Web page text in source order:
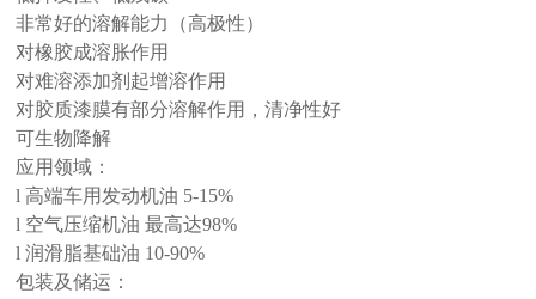
非常好的溶解能力（高极性）
对橡胶成溶胀作用
对难溶添加剂起增溶作用
对胶质漆膜有部分溶解作用，清净性好
可生物降解
应用领域：
l 高端车用发动机油 5-15%
l 空气压缩机油 最高达98%
l 润滑脂基础油 10-90%
包装及储运：